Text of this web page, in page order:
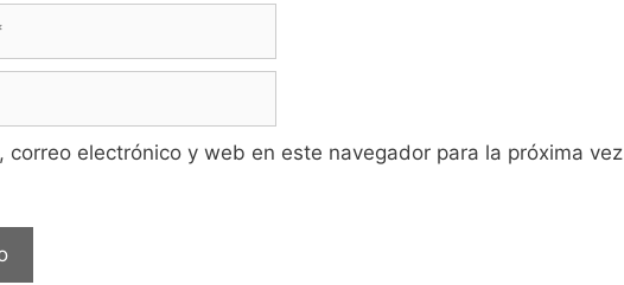
correo electrónico y web en este navegador para la próxima vez